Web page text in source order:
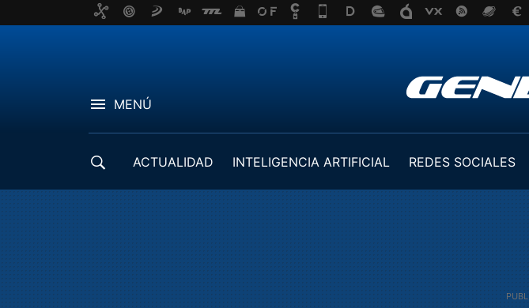
MENÚ
ACTUALIDAD INTELIGENCIA ARTIFICIAL REDES SOCIALES